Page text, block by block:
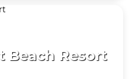
Beach Resort